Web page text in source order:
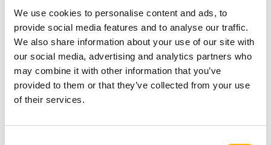
We use cookies to personalise content and ads, to
provide social media features and to analyse our traffic.
We also share information about your use of our site with
our social media, advertising and analytics partners who
may combine it with other information that you’ve
provided to them or that they’ve collected from your use
of their services.